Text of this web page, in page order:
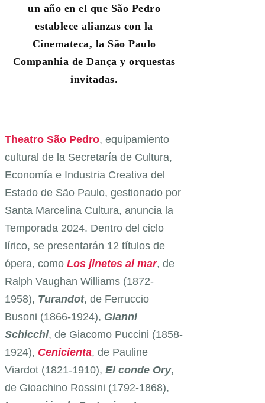
un año en el que São Pedro
establece alianzas con la
Cinemateca, la São Paulo
Companhia de Dança y orquestas
invitadas.
Theatro São Pedro, equipamiento
cultural de la Secretaría de Cultura,
Economía e Industria Creativa del
Estado de São Paulo, gestionado por
Santa Marcelina Cultura, anuncia la
Temporada 2024. Dentro del ciclo
lírico, se presentarán 12 títulos de
ópera, como Los jinetes al mar, de
Ralph Vaughan Williams (1872-
1958), Turandot, de Ferruccio
Busoni (1866-1924), Gianni
Schicchi, de Giacomo Puccini (1858-
1924), Cenicienta, de Pauline
Viardot (1821-1910), El conde Ory,
de Gioachino Rossini (1792-1868),